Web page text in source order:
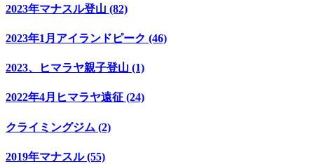
2023年マナスル登山 (82)
2023年1月アイランドピーク (46)
2023、ヒマラヤ親子登山 (1)
2022年4月ヒマラヤ遠征 (24)
クライミングジム (2)
2019年マナスル (55)